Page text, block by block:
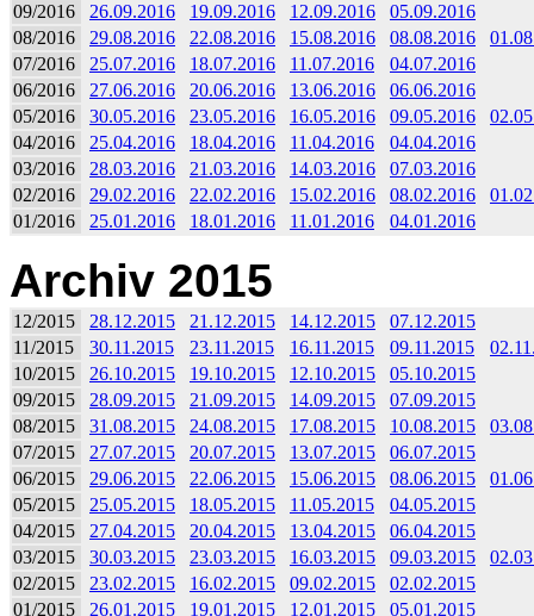
09/2016
26.09.2016 19.09.2016 12.09.2016
05.09.2016
08/2016
29.08.2016 22.08.2016 15.08.2016 08.08.2016
07/2016
25.07.2016 18.07.2016 11.07.2016
04.07.2016
06/2016
27.06.2016 20.06.2016 13.06.2016
06.06.2016
05/2016
30.05.2016 23.05.2016 16.05.2016 09.05.2016
04/2016
25.04.2016 18.04.2016 11.04.2016
04.04.2016
03/2016
28.03.2016 21.03.2016 14.03.2016
07.03.2016
02/2016
29.02.2016 22.02.2016 15.02.2016 08.02.2016
01/2016
25.01.2016 18.01.2016 11.01.2016 04.01.2016
Archiv 2015
12/2015 28.12.2015 21.12.2015 14.12.2015
07.12.2015
11/2015
30.11.2015 23.11.2015 16.11.2015 09.11.2015
10/2015
26.10.2015 19.10.2015 12.10.2015
05.10.2015
09/2015
28.09.2015 21.09.2015 14.09.2015
07.09.2015
08/2015
31.08.2015 24.08.2015 17.08.2015 10.08.2015
07/2015
27.07.2015 20.07.2015 13.07.2015
06.07.2015
06/2015
29.06.2015 22.06.2015 15.06.2015 08.06.2015
05/2015
25.05.2015 18.05.2015 11.05.2015
04.05.2015
04/2015
27.04.2015 20.04.2015 13.04.2015
06.04.2015
03/2015
30.03.2015 23.03.2015 16.03.2015 09.03.2015
02/2015
23.02.2015 16.02.2015 09.02.2015
02.02.2015
01/2015
26.01.2015 19.01.2015 12.01.2015 05.01.2015